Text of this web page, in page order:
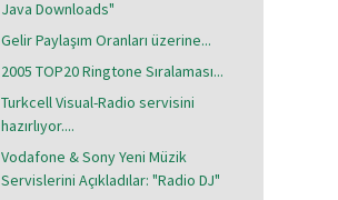
Java Downloads"
Gelir Paylaşım Oranları üzerine...
2005 TOP20 Ringtone Sıralaması...
Turkcell Visual-Radio servisini
hazırlıyor....
Vodafone & Sony Yeni Müzik
Servislerini Açıkladılar: "Radio DJ"